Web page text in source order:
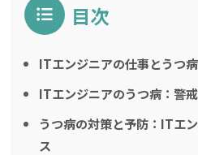
目次
ITエンジニアの仕事とうつ
ITエンジニアのうつ病：警
うつ病の対策と予防：ITエ
ス